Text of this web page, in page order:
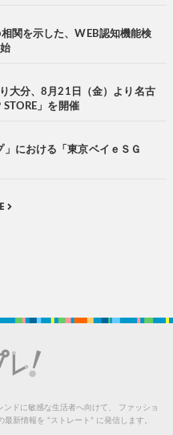
関を示した、WEB認知機能検
大分、8月21日（金）より名古
」を開催
」における「東京ベイｅＳＧ
ンドに敏感な生活者へ向けて、
ファッショ
新情報を “ストレート” に発信します。